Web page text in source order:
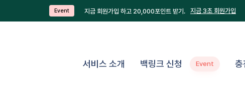
Event 지금 회원가입 하고 20,000포인트 받기. 지금 3초 회원가입
서비스 소개 백링크 신청 Event 충